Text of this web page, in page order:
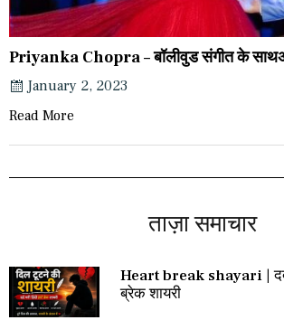
Priyanka Chopra – बॉलीवुड संगीत के
January 2, 2023
Read More
ताज़ा समाचार
Heart break shayari | दर्द
ब्रेक शायरी